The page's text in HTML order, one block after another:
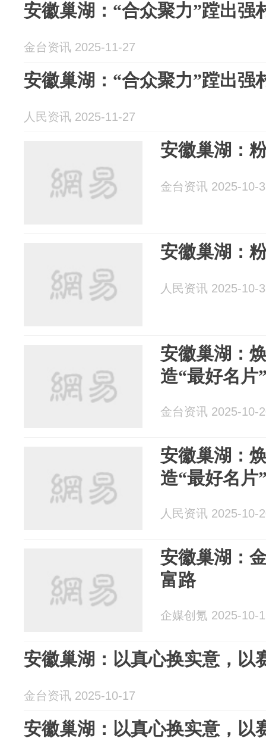
安徽巢湖：“合众聚力”蹚出强
金台资讯 2025-11-27
安徽巢湖：“合众聚力”蹚出强
人民资讯 2025-11-27
安徽巢湖：
金台资讯 2025-10-
安徽巢湖：
人民资讯 2025-10-
安徽巢湖：
造“最好名片
金台资讯 2025-10-
安徽巢湖：
造“最好名片
人民资讯 2025-10-
安徽巢湖：
富路
企媒创氪 2025-10-
安徽巢湖：以真心换实意，以
金台资讯 2025-10-17
安徽巢湖：以真心换实意，以